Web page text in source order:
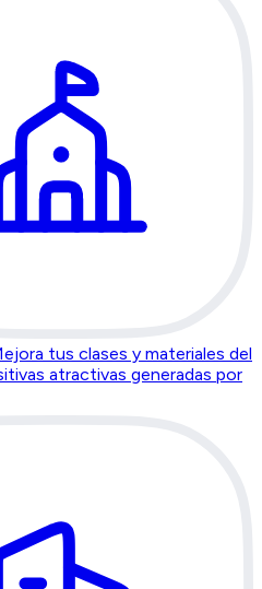
tus clases y materiales del
atractivas generadas por